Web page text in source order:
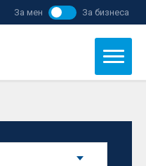
За мен За бизнеса